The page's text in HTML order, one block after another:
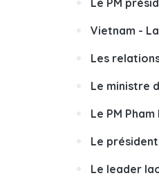
Le PM
Vietnam -
Les
Le ministre
Le PM
Le
Le leader